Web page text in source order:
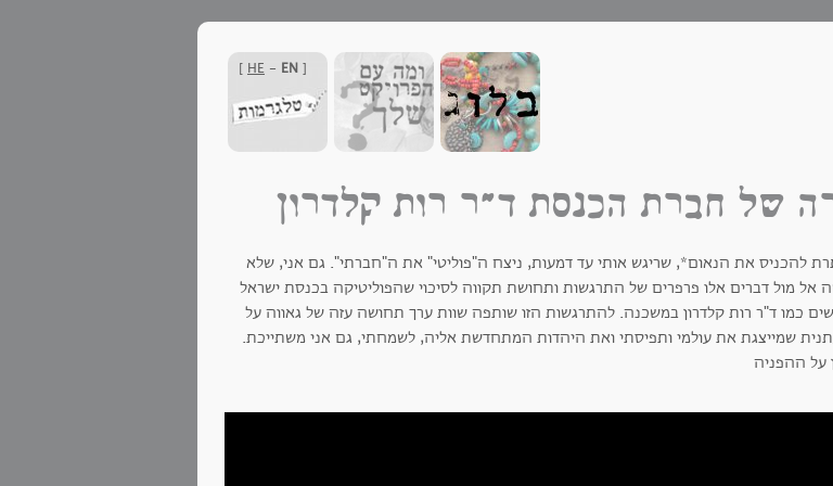
[
HE - EN
]
של חברת הכנסת ד"ר רות קלדרון
להכניס את הנאום*, שריגש אותי עד דמעות, ניצח ה"פוליטי" את ה"חברתי". גם אני, שלא
אל מול דברים אלו פרפרים של התרגשות ותחושת תקווה לסיכוי שהפוליטיקה בכנסת ישראל
כמו ד"ר רות קלדרון במשכנה. להתרגשות הזו שותפה שוות ערך תחושה עזה של גאווה על
שמייצגת את עולמי ותפיסתי ואת היהדות המתחדשת אליה, לשמחתי, גם אני משתייכת.
על ההפניה